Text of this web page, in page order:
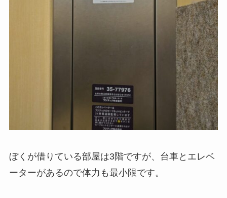
ぼくが借りている部屋は3階ですが、台車とエレベ
ーターがあるので体力も最小限です。